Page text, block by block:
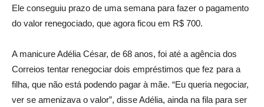
Ele conseguiu prazo de uma semana para fazer o pagamento
do valor renegociado, que agora ficou em R$ 700.
A manicure Adélia César, de 68 anos, foi até a agência dos
Correios tentar renegociar dois empréstimos que fez para a
filha, que não está podendo pagar à mãe. “Eu queria negociar,
ver se amenizava o valor”, disse Adélia, ainda na fila para ser